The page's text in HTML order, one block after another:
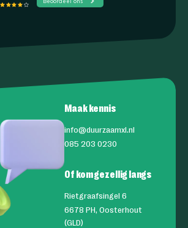
Maak kennis
info@duurzaamxl.nl
085 203 0230
Of kom gezellig langs
Rietgraafsingel 6
6678 PH, Oosterhout
(GLD)